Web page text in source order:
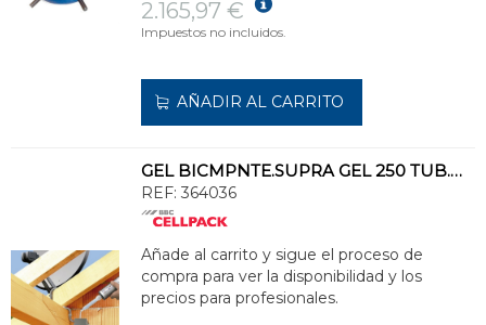
2.165,97 €
Impuestos no incluidos.
AÑADIR AL CARRITO
GEL BICMPNTE.SUPRA GEL 250 TUB.MEZDR.DOSIFICABLE P/DIFÍCIL ACCESO(CART.250ml)
REF: 364036
Añade al carrito y sigue el proceso de
compra para ver la disponibilidad y los
precios para profesionales.